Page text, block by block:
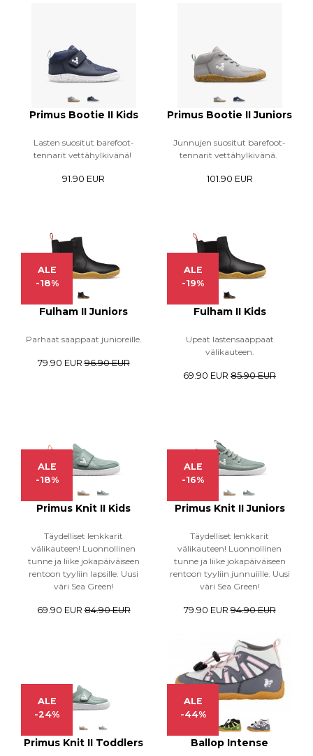
Primus Bootie II Kids
Lasten suositut barefoot-
tennarit vettähylkivänä!
91.90 EUR
Primus Bootie II Juniors
Junnujen suositut barefoot-
tennarit vettähylkivänä.
101.90 EUR
ALE
-18%
Fulham II Juniors
Parhaat saappaat junioreille.
79.90 EUR 96.90 EUR
ALE
-19%
Fulham II Kids
Upeat lastensaappaat
välikauteen.
69.90 EUR 85.90 EUR
ALE
-18%
Primus Knit II Kids
Täydelliset lenkkarit
välikauteen! Luonnollinen
tunne ja liike jokapäiväiseen
rentoon tyyliin lapsille. Uusi
väri Sea Green!
69.90 EUR 84.90 EUR
ALE
-16%
Primus Knit II Juniors
Täydelliset lenkkarit
välikauteen! Luonnollinen
tunne ja liike jokapäiväiseen
rentoon tyyliin junnuiille. Uusi
väri Sea Green!
79.90 EUR 94.90 EUR
ALE
-24%
Primus Knit II Toddlers
ALE
-44%
Ballop Intense